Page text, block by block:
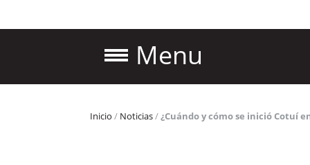
Menu
Inicio / Noticias/¿Cuándo y cómo se inició Cotuí